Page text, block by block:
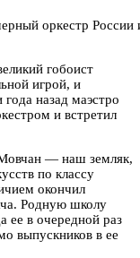
оркестр
гобоист
игрой, и
назад маэстро
и встретил
— наш земляк,
по классу
окончил
Родную школу
ее в очередной раз
выпускников в ее